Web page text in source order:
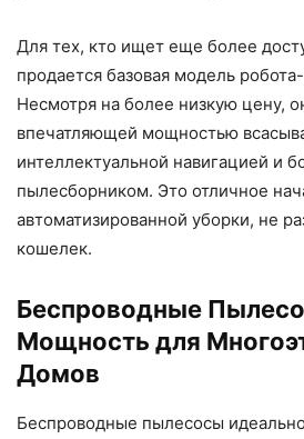
Для тех, кто ищет еще более
продается базовая модель
Несмотря на более низкую цену,
впечатляющей мощностью
интеллектуальной навигацией и
пылесборником. Это отличное
автоматизированной уборки, не
кошелек.
Беспроводные
Мощность для
Домов
Беспроводные пылесосы